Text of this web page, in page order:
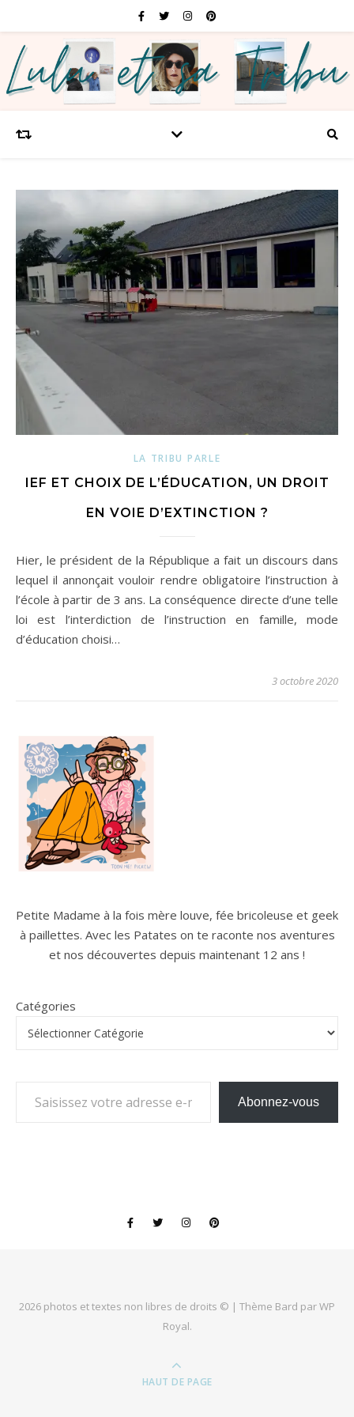
LA TRIBU PARLE
IEF ET CHOIX DE L’ÉDUCATION, UN DROIT
EN VOIE D’EXTINCTION ?
Hier, le président de la République a fait un discours dans
lequel il annonçait vouloir rendre obligatoire l’instruction à
l’école à partir de 3 ans. La conséquence directe d’une telle
loi est l’interdiction de l’instruction en famille, mode
d’éducation choisi…
3 octobre 2020
Petite Madame à la fois mère louve, fée bricoleuse et geek
à paillettes. Avec les Patates on te raconte nos aventures
et nos découvertes depuis maintenant 12 ans !
Catégories
Abonnez-vous
2026 photos et textes non libres de droits © | Thème Bard parWP
Royal.
HAUT DE PAGE